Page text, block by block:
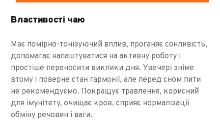
Властивості чаю
Має помірно-тонізуючий вплив, проганяє сонливість,
допомагає налаштуватися на активну роботу і
простіше переносити виклики дня. Увечері зніме
втому і поверне стан гармонії, але перед сном пити
не рекомендуємо. Покращує травлення, корисний
для імунітету, очищає кров, сприяє нормалізації
обміну речовин і ваги.